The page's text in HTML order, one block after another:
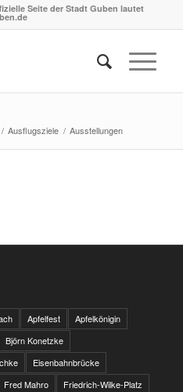
Seite der Stadt Guben lautet
/ Ausflugsziele / Ausstellungen
Apfelfest
Apfelkönigin
Björn Konetzke
Eisenbahnbrücke
Fred Mahro
Friedrich-Wilke-Platz